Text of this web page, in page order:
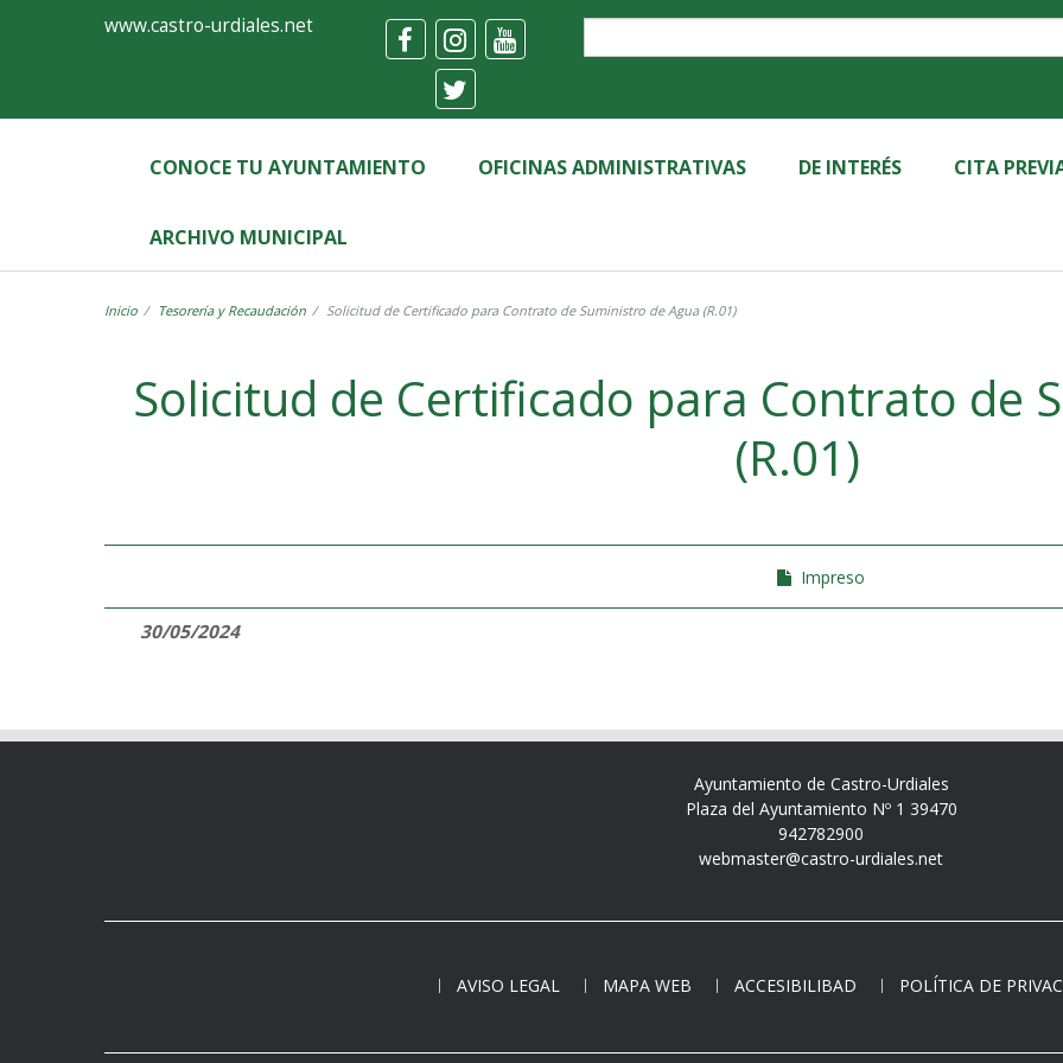
FormularioAyuntamiento
Castro-
Urdiales
www.castro-urdiales.net
CONOCE TU AYUNTAMIENTO OFICINAS ADMINISTRATIVAS DE INTERÉS CITA
ARCHIVO MUNICIPAL
Inicio Tesorería y Recaudación Solicitud de Certificado para Contrato de Suministro de Agua (R.01)
Solicitud de Certificado para Contrato de
(R.01)
Impreso
30/05/2024
Ayuntamiento de Castro-Urdiales
Plaza del Ayuntamiento Nº 1 39470
942782900
webmaster@castro-urdiales.net
AVISO LEGAL MAPA WEB ACCESIBILIBAD POLÍTICA DE